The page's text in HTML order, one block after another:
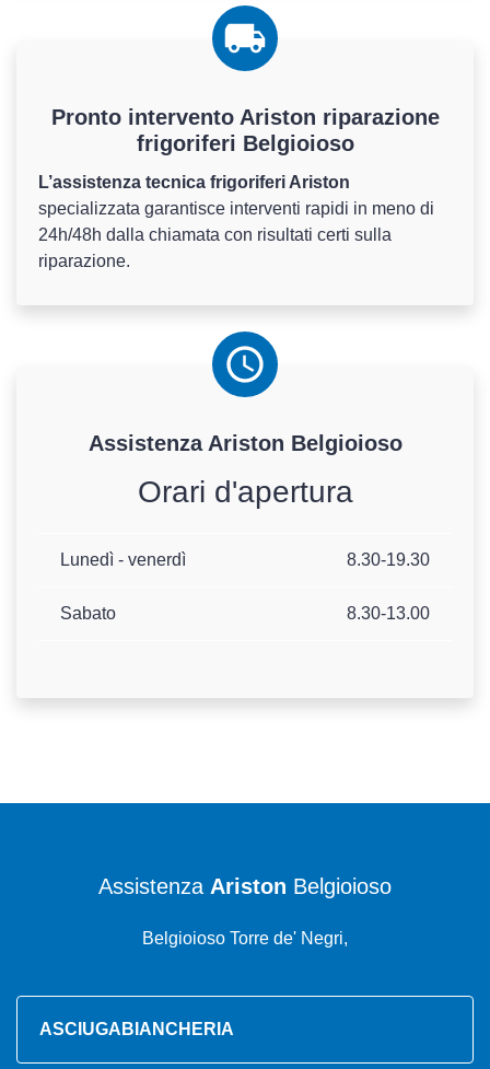
Pronto intervento Ariston riparazione
frigoriferi Belgioioso
L’assistenza tecnica frigoriferi Ariston
specializzata garantisce interventi rapidi in meno di
24h/48h dalla chiamata con risultati certi sulla
riparazione.
Assistenza Ariston Belgioioso
Orari d'apertura
Lunedì - venerdì 8.30-19.30
Sabato 8.30-13.00
Assistenza Ariston Belgioioso
Belgioioso Torre de' Negri,
ASCIUGABIANCHERIA